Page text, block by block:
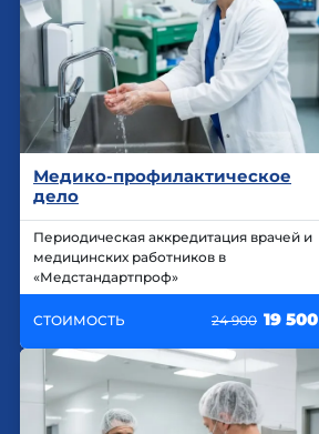
Медико-профилактическое
дело
Периодическая аккредитация врачей и
медицинских работников в
«Медстандартпроф»
СТОИМОСТЬ 24 900 19 500